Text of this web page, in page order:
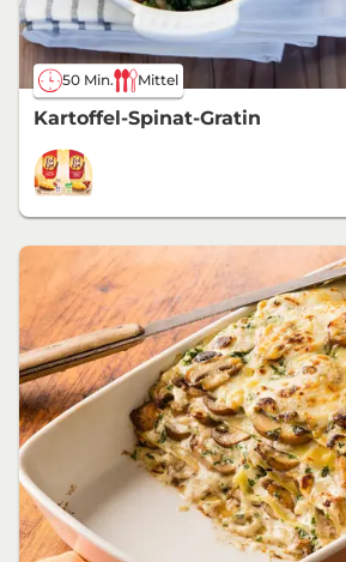
50 Min. Mittel
Kartoffel-Spinat-Gratin